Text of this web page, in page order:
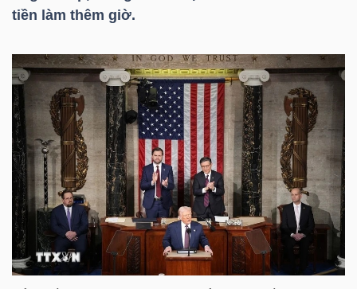
tiền làm thêm giờ.
SẢN
TÀI
CHÍNH
HÀNG
HÓA